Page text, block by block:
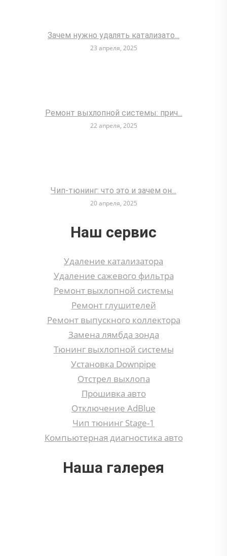
Зачем нужно удалять катализато...
23 апреля, 2025
Ремонт выхлопной системы: прич...
22 апреля, 2025
Чип-тюнинг: что это и зачем он...
20 апреля, 2025
Наш сервис
Удаление катализатора
Удаление сажевого фильтра
Ремонт выхлопной системы
Ремонт глушителей
Ремонт выпускного коллектора
Замена лямбда зонда
Тюнинг выхлопной системы
Установка Downpipe
Отстрел выхлопа
Прошивка авто
Отключение AdBlue
Чип тюнинг Stage-1
Компьютерная диагностика авто
Наша галерея